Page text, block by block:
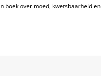
boek over moed, kwetsbaarheid en